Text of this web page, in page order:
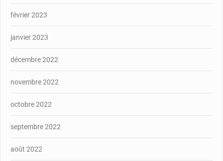
février 2023
janvier 2023
décembre 2022
novembre 2022
octobre 2022
septembre 2022
août 2022